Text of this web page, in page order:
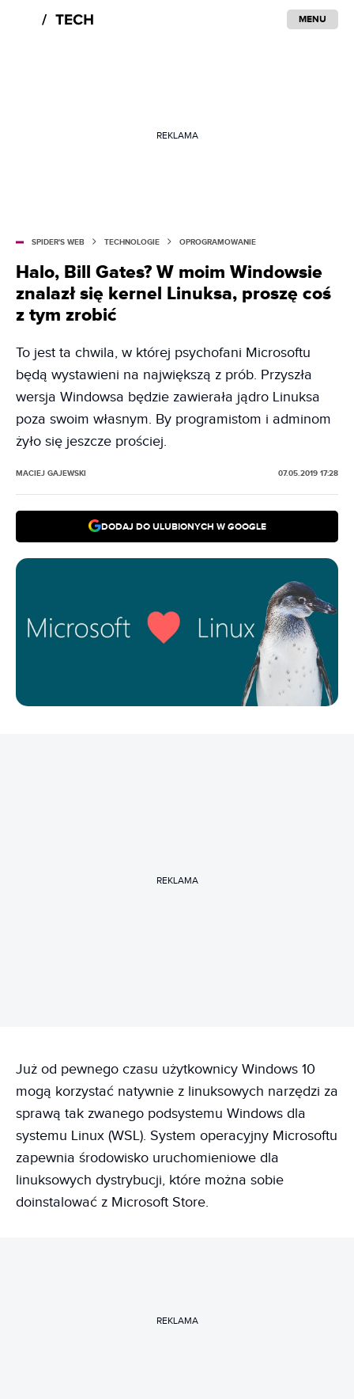
MENU
REKLAMA
SPIDER'S WEB TECHNOLOGIE OPROGRAMOWANIE
Halo, Bill Gates? W moim Windowsie
znalazł się kernel Linuksa, proszę coś
z tym zrobić
To jest ta chwila, w której psychofani Microsoftu
będą wystawieni na największą z prób. Przyszła
wersja Windowsa będzie zawierała jądro Linuksa
poza swoim własnym. By programistom i adminom
żyło się jeszcze prościej.
MACIEJ GAJEWSKI 07.05.2019 17:28
DODAJ DO ULUBIONYCH W GOOGLE
REKLAMA
Już od pewnego czasu użytkownicy Windows 10
mogą korzystać natywnie z linuksowych narzędzi za
sprawą tak zwanego podsystemu Windows dla
systemu Linux (WSL). System operacyjny Microsoftu
zapewnia środowisko uruchomieniowe dla
linuksowych dystrybucji, które można sobie
doinstalować z Microsoft Store.
REKLAMA